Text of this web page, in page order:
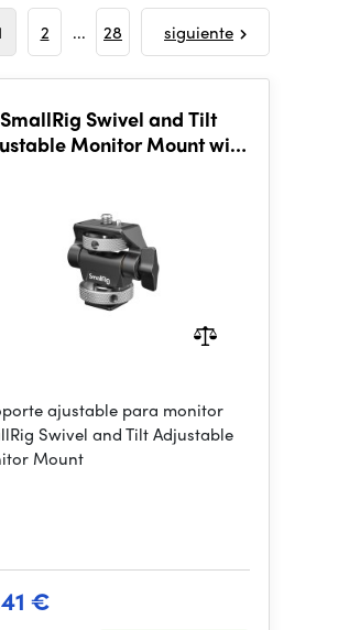
2 ... 28 siguiente
SmallRig Swivel and Tilt
Monitor Mount with
ajustable para monitor
Swivel and Tilt Adjustable
Mount
€